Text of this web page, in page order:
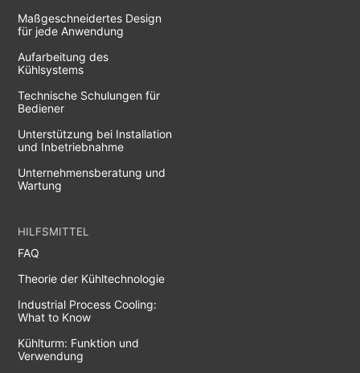
Maßgeschneidertes Design
für jede Anwendung
Aufarbeitung des
Kühlsystems
Technische Schulungen für
Bediener
Unterstützung bei Installation
und Inbetriebnahme
Unternehmensberatung und
Wartung
HILFSMITTEL
FAQ
Theorie der Kühltechnologie
Industrial Process Cooling:
What to Know
Kühlturm: Funktion und
Verwendung